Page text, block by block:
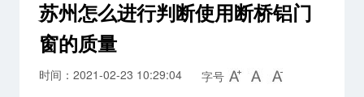
苏州怎么进行判断使用断桥铝门
窗的质量
时间：2021-02-23 10:29:04 字号